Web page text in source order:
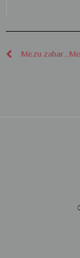
Mezu zaharragoak